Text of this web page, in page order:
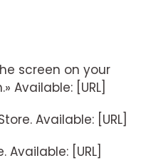
screen on your
Available: [URL]
Available: [URL]
Available: [URL]